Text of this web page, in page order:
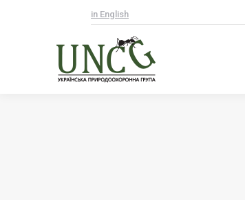
in English